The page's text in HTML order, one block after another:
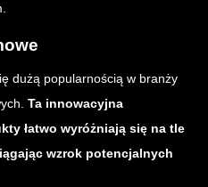
dużą popularnością w branży
Ta innowacyjna
łatwo wyróżniają się na tle
wzrok potencjalnych